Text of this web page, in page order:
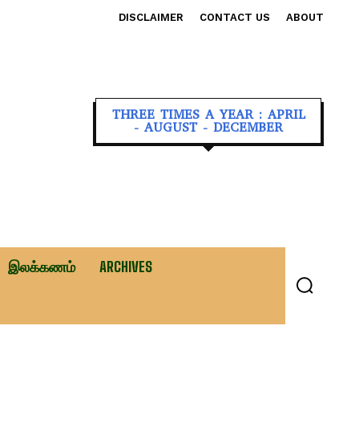
DISCLAIMER CONTACT US ABOUT
THREE TIMES A YEAR : APRIL
- AUGUST - DECEMBER
இலக்கணம் ARCHIVES